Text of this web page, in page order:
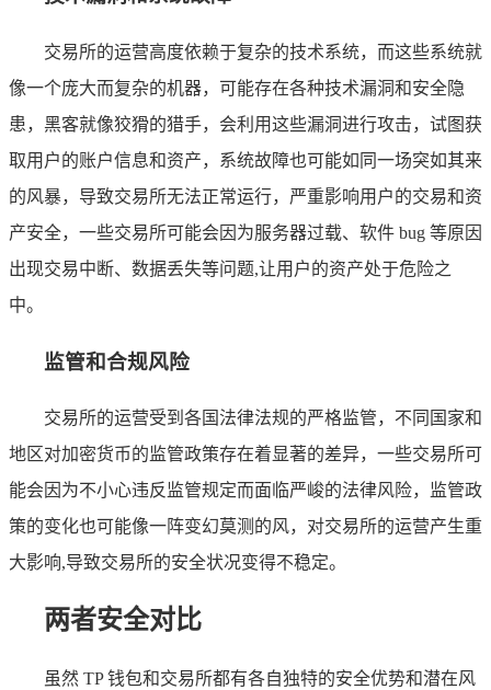
交易所的运营高度依赖于复杂的技术系统，而这些系统就
像一个庞大而复杂的机器，可能存在各种技术漏洞和安全隐
患，黑客就像狡猾的猎手，会利用这些漏洞进行攻击，试图获
取用户的账户信息和资产，系统故障也可能如同一场突如其来
的风暴，导致交易所无法正常运行，严重影响用户的交易和资
产安全，一些交易所可能会因为服务器过载、软件 bug 等原因
出现交易中断、数据丢失等问题,让用户的资产处于危险之
中。
监管和合规风险
交易所的运营受到各国法律法规的严格监管，不同国家和
地区对加密货币的监管政策存在着显著的差异，一些交易所可
能会因为不小心违反监管规定而面临严峻的法律风险，监管政
策的变化也可能像一阵变幻莫测的风，对交易所的运营产生重
大影响,导致交易所的安全状况变得不稳定。
两者安全对比
虽然 TP 钱包和交易所都有各自独特的安全优势和潜在风